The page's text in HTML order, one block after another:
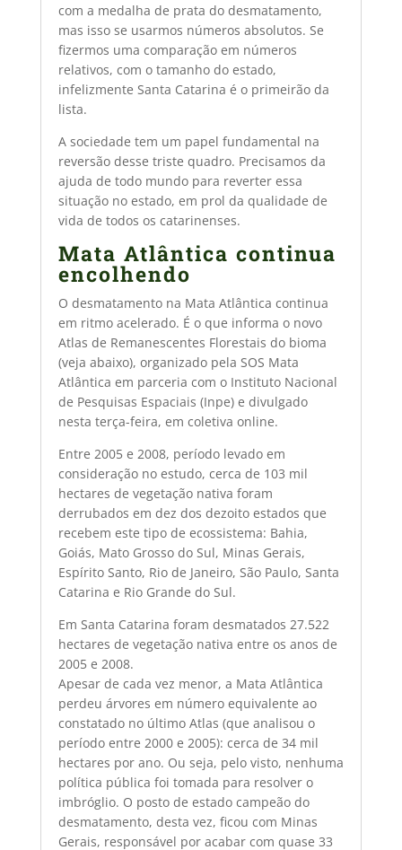
com a medalha de prata do desmatamento,
mas isso se usarmos números absolutos. Se
fizermos uma comparação em números
relativos, com o tamanho do estado,
infelizmente Santa Catarina é o primeirão da
lista.
A sociedade tem um papel fundamental na
reversão desse triste quadro. Precisamos da
ajuda de todo mundo para reverter essa
situação no estado, em prol da qualidade de
vida de todos os catarinenses.
Mata Atlântica continua
encolhendo
O desmatamento na Mata Atlântica continua
em ritmo acelerado. É o que informa o novo
Atlas de Remanescentes Florestais do bioma
(veja abaixo), organizado pela SOS Mata
Atlântica em parceria com o Instituto Nacional
de Pesquisas Espaciais (Inpe) e divulgado
nesta terça-feira, em coletiva online.
Entre 2005 e 2008, período levado em
consideração no estudo, cerca de 103 mil
hectares de vegetação nativa foram
derrubados em dez dos dezoito estados que
recebem este tipo de ecossistema: Bahia,
Goiás, Mato Grosso do Sul, Minas Gerais,
Espírito Santo, Rio de Janeiro, São Paulo, Santa
Catarina e Rio Grande do Sul.
Em Santa Catarina foram desmatados 27.522
hectares de vegetação nativa entre os anos de
2005 e 2008.
Apesar de cada vez menor, a Mata Atlântica
perdeu árvores em número equivalente ao
constatado no último Atlas (que analisou o
período entre 2000 e 2005): cerca de 34 mil
hectares por ano. Ou seja, pelo visto, nenhuma
política pública foi tomada para resolver o
imbróglio. O posto de estado campeão do
desmatamento, desta vez, ficou com Minas
Gerais, responsável por acabar com quase 33